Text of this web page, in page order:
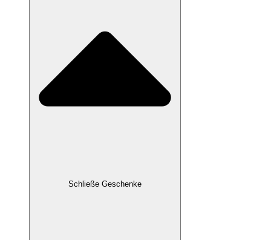
Schließe Geschenke